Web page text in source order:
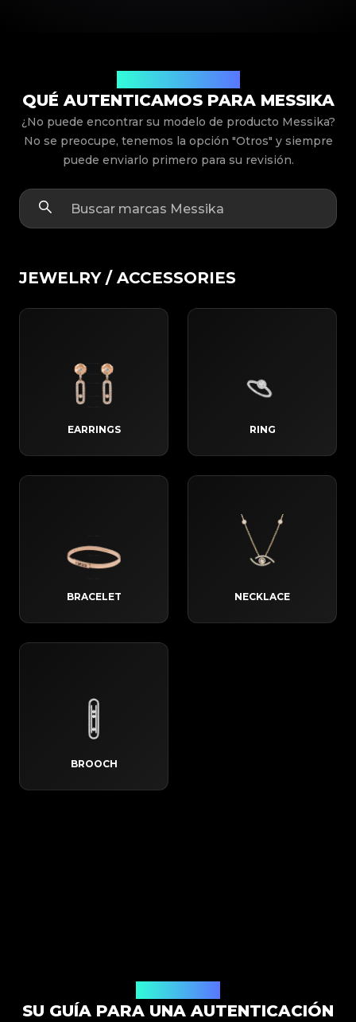
QUÉ AUTENTICAMOS PARA MESSIKA
¿No puede encontrar su modelo de producto Messika?
No se preocupe, tenemos la opción "Otros" y siempre
puede enviarlo primero para su revisión.
JEWELRY / ACCESSORIES
EARRINGS RING
BRACELET NECKLACE
BROOCH
SU GUÍA PARA UNA AUTENTICACIÓN